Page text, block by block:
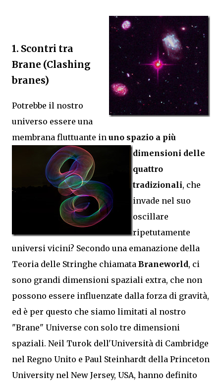
1. Scontri tra
Brane (Clashing
branes)
Potrebbe il nostro
universo essere una
membrana fluttuante in uno spazio a più
dimensioni delle
quattro
tradizionali, che
invade nel suo
oscillare
ripetutamente
universi vicini? Secondo una emanazione della
Teoria delle Stringhe chiamata Braneworld, ci
sono grandi dimensioni spaziali extra, che non
possono essere influenzate dalla forza di gravità,
ed è per questo che siamo limitati al nostro
"Brane" Universe con solo tre dimensioni
spaziali. Neil Turok dell'Università di Cambridge
nel Regno Unito e Paul Steinhardt della Princeton
University nel New Jersey, USA, hanno definito